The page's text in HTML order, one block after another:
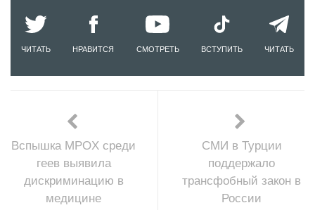
ЧИТАТЬ НРАВИТСЯ СМОТРЕТЬ ВСТУПИТЬ ЧИТАТЬ
Вспышка MPOX среди
геев выявила
дискриминацию в
медицине
СМИ в Турции
поддержало
трансфобный закон в
России